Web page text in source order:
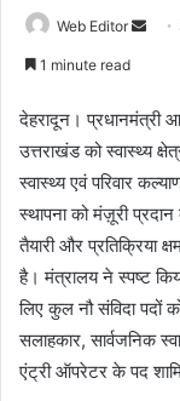
Web Editor
d
a
i
l
1 minute read
देहरादून। प्रधानमंत्री
उत्तराखंड को स्वास्थ्य
स्वास्थ्य एवं परिवार
स्थापना को मंज़ूरी
तैयारी और प्रतिक्रिया
है। मंत्रालय ने स्पष्ट
लिए कुल नौ संविदा पदों
सलाहकार, सार्वजनिक
एंट्री ऑपरेटर के पद